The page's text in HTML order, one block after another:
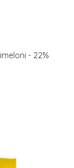
- 22%